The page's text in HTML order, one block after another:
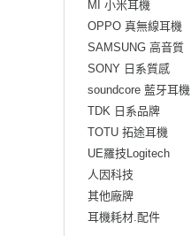
MI 小米耳機
OPPO 真無線耳機
SAMSUNG 高音質
SONY 日系質感
soundcore 藍牙耳機
TDK 日系品牌
TOTU 拓途耳機
UE羅技Logitech
人因科技
其他廠牌
耳機耗材.配件